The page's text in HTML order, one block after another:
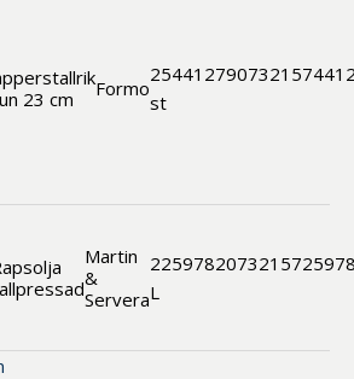
23 cm
Formo
25
st
441279
Martin
&
Servera
2
L
259782